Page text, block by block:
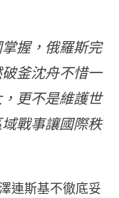
握，俄羅斯完
釜沈舟不惜一
更不是維護世
戰事讓國際秩
連斯基不徹底妥